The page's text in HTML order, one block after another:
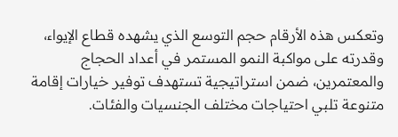
وتعكس هذه الأرقام حجم التوسع الذي يشهده قطاع الإيواء،
وقدرته على مواكبة النمو المستمر في أعداد الحجاج
والمعتمرين، ضمن استراتيجية تستهدف توفير خيارات إقامة
متنوعة تلبي احتياجات مختلف الجنسيات والفئات.